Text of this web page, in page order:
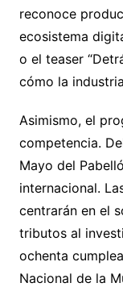
reconoce
ecosistema
o el teaser
cómo la
Asimismo, el
competencia.
Mayo del
internacional.
centrarán en el
tributos al
ochenta
Nacional de la